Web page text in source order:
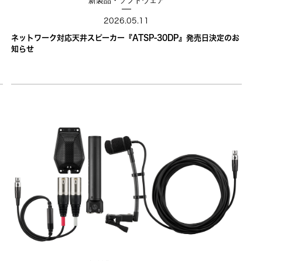
2026.05.11
ネットワーク対応天井スピーカー『ATSP-30DP』発売日決定のお
知らせ